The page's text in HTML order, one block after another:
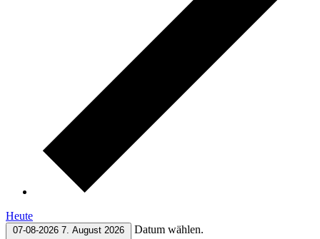
Heute
07-08-2026 7. August 2026 Datum wählen.